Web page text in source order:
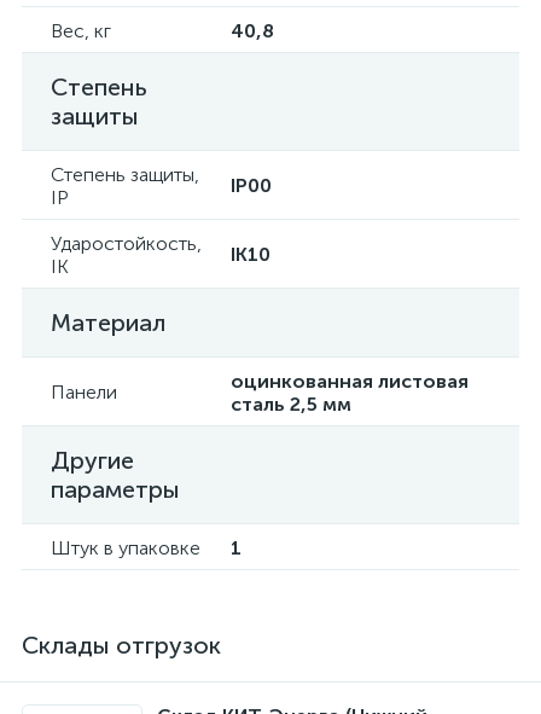
Вес, кг
40,8
Степень
защиты
Степень защиты,
IP
IP00
Ударостойкость,
IK
IK10
Материал
Панели
оцинкованная листовая
сталь 2,5 мм
Другие
параметры
Штук в упаковке 1
Склады отгрузок